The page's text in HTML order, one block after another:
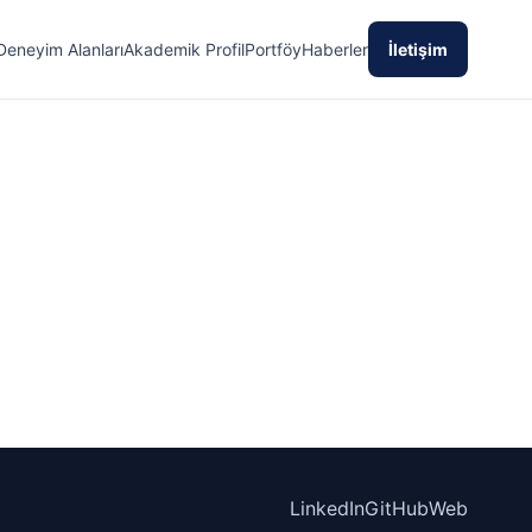
AlanlarıAkademik ProfilPortföyHaberler İletişim
LinkedInGitHubWeb